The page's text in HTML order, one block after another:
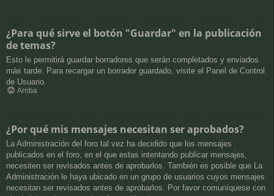
¿Para qué sirve el botón "Guardar" en la publicación
de temas?
Esto le permitirá guardar borradores que serán completados y enviados
más tarde. Para recargar un borrador guardado, visite el Panel de Control
de Usuario.
Arriba
¿Por qué mis mensajes necesitan ser aprobados?
La Administración del foro tal vez ha decidido que los mensajes
publicados en el foro, en el que estas intentando publicar mensajes,
necesiten ser revisados antes de aprobarlos. También es posible que La
Administración le haya ubicado en un grupo de usuarios cuyos mensajes
necesitan ser revisados antes de aprobarlos. Por favor comuníquese con